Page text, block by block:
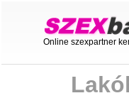
Online szexpartner